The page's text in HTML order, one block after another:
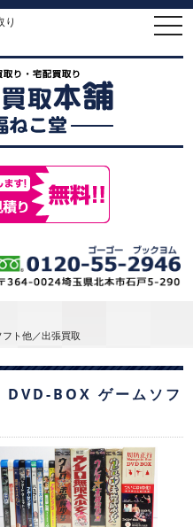
り
フト他／出張買取
DVD-BOX ゲームソフ